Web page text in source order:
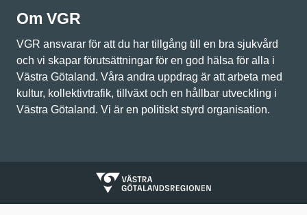
Om VGR
VGR ansvarar för att du har tillgång till en bra sjukvård
och vi skapar förutsättningar för en god hälsa för alla i
Västra Götaland. Våra andra uppdrag är att arbeta med
kultur, kollektivtrafik, tillväxt och en hållbar utveckling i
Västra Götaland. Vi är en politiskt styrd organisation.